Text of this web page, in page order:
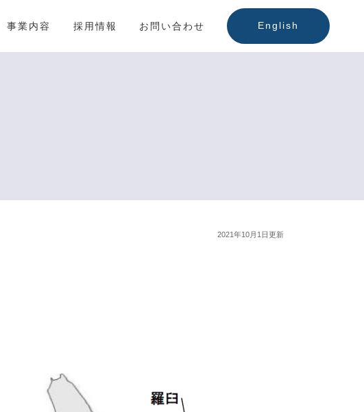
事業内容 採用情報 お問い合わせ English
2021年10月1日更新